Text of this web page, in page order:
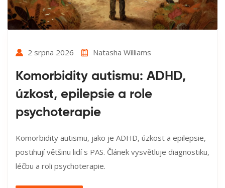
2 srpna 2026 Natasha Williams
Komorbidity autismu: ADHD,
úzkost, epilepsie a role
psychoterapie
Komorbidity autismu, jako je ADHD, úzkost a epilepsie,
postihují většinu lidí s PAS. Článek vysvětluje diagnostiku,
léčbu a roli psychoterapie.